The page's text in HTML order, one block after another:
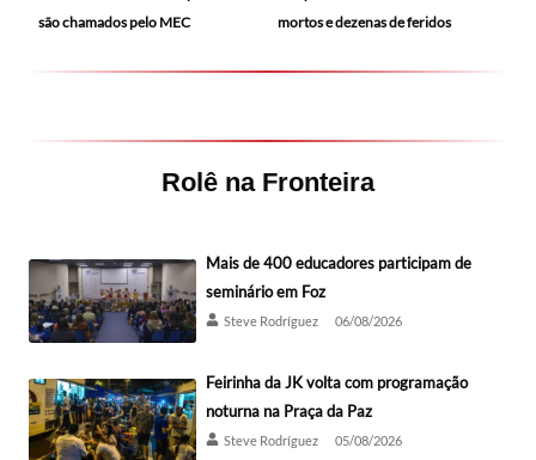
são chamados pelo MEC
mortos e dezenas de feridos
Rolê na Fronteira
Mais de 400 educadores participam de
seminário em Foz
Steve Rodríguez 06/08/2026
Feirinha da JK volta com programação
noturna na Praça da Paz
Steve Rodríguez 05/08/2026